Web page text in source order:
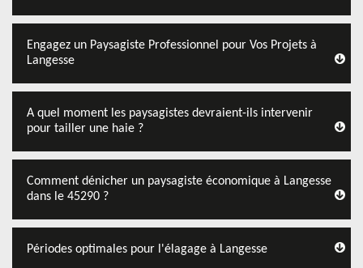
Engagez un Paysagiste Professionnel pour Vos Projets à
Langesse
A quel moment les paysagistes devraient-ils intervenir
pour tailler une haie ?
Comment dénicher un paysagiste économique à Langesse
dans le 45290 ?
Périodes optimales pour l'élagage à Langesse